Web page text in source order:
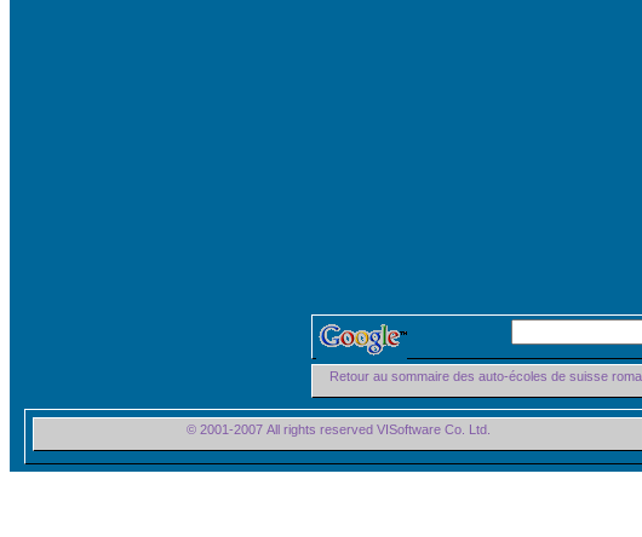
Retour au sommaire des auto-écoles de suisse
© 2001-2007 All rights reserved VISoftware Co. Ltd.